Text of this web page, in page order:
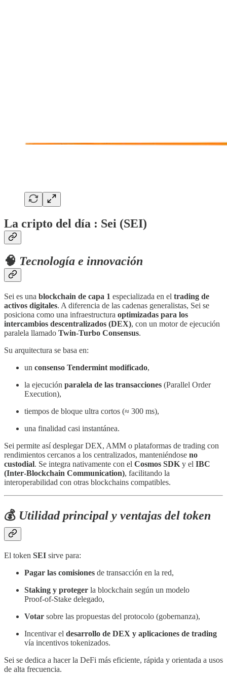
La cripto del día : Sei (SEI)
🧠 Tecnología e innovación
Sei es una blockchain de capa 1 especializada en el trading de
activos digitales. A diferencia de las cadenas generalistas, Sei se
posiciona como una infraestructura optimizadas para los
intercambios descentralizados (DEX), con un motor de ejecución
paralela llamado Twin-Turbo Consensus.
Su arquitectura se basa en:
un consenso Tendermint modificado,
la ejecución paralela de las transacciones (Parallel Order
Execution),
tiempos de bloque ultra cortos (≈ 300 ms),
una finalidad casi instantánea.
Sei permite así desplegar DEX, AMM o plataformas de trading con
rendimientos cercanos a los centralizados, manteniéndose no
custodial. Se integra nativamente con el Cosmos SDK y el IBC
(Inter‑Blockchain Communication), facilitando la
interoperabilidad con otras blockchains compatibles.
💰 Utilidad principal y ventajas del token
El token SEI sirve para:
Pagar las comisiones de transacción en la red,
Staking y proteger la blockchain según un modelo
Proof‑of‑Stake delegado,
Votar sobre las propuestas del protocolo (gobernanza),
Incentivar el desarrollo de DEX y aplicaciones de trading
vía incentivos tokenizados.
Sei se dedica a hacer la DeFi más eficiente, rápida y orientada a usos
de alta frecuencia.